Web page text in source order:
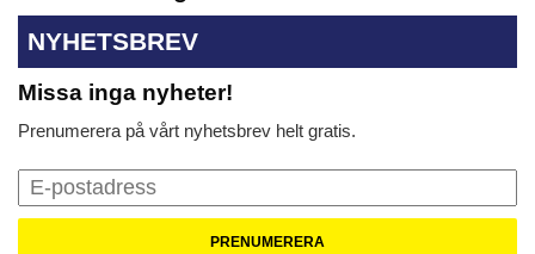
NYHETSBREV
Missa inga nyheter!
Prenumerera på vårt nyhetsbrev helt gratis.